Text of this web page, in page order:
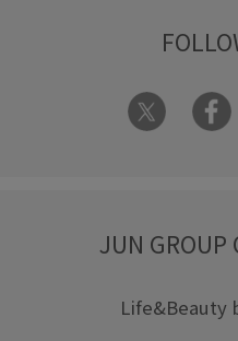
JUN GROUP
Life&Beauty